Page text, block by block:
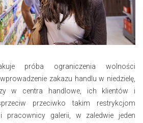
próba ograniczenia wolności
zakazu handlu w niedzielę,
w centra handlowe, ich klientów i
przeciwko takim restrykcjom
pracownicy galerii, w zaledwie jeden